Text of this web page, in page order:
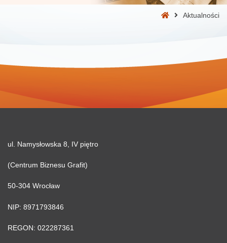
StronaAktualności
ul. Namysłowska 8, IV piętro
(Centrum Biznesu Grafit)
50-304 Wrocław
NIP: 8971793846
REGON: 022287361